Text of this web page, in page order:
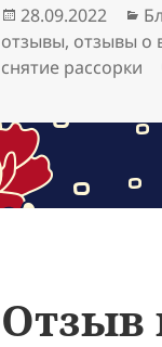
Опубликовано
28.09.2022
отзывы, отзывы о
снятие рассорки
Отзыв